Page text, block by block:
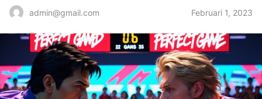
admin@gmail.com Februari 1, 2023